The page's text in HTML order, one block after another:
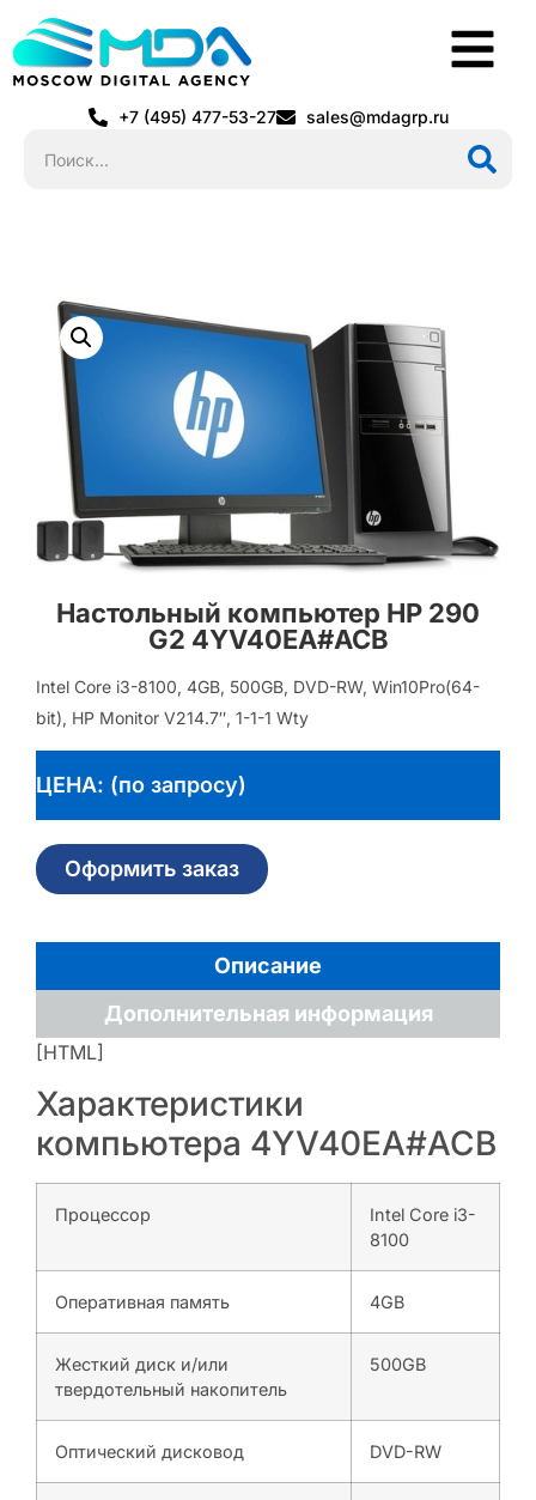
+7 (495) 477-53-27 sales@mdagrp.ru
Настольный компьютер HP 290
G2 4YV40EA#ACB
Intel Core i3-8100, 4GB, 500GB, DVD-RW, Win10Pro(64-
bit), HP Monitor V214.7″, 1-1-1 Wty
ЦЕНА: (по запросу)
Оформить заказ
Описание
Дополнительная информация
[HTML]
Характеристики
компьютера 4YV40EA#ACB
Процессор
Intel Core i3-
8100
Оперативная память 4GB
Жесткий диск и/или
твердотельный накопитель
500GB
Оптический дисковод DVD-RW